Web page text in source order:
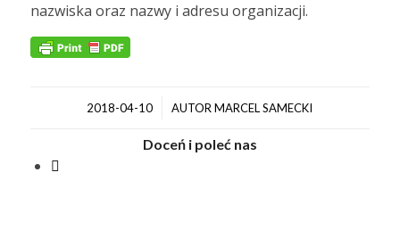
nazwiska oraz nazwy i adresu organizacji.
2018-04-10
/ AUTORMARCEL SAMECKI
Doceń i poleć nas